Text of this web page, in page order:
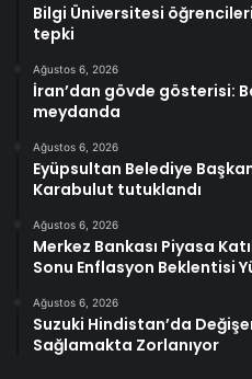
Bilgi Üniversitesi
tepki
Ağustos 6, 2026
İran’dan gövde gösterisi:
meydanda
Ağustos 6, 2026
Eyüpsultan Belediye
Karabulut tutuklandı
Ağustos 6, 2026
Merkez Bankası Piyasa
Sonu Enflasyon Beklentisi
Ağustos 6, 2026
Suzuki Hindistan’da
Sağlamakta Zorlanıyor